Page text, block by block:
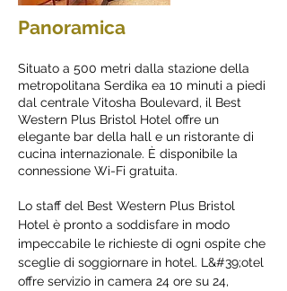
Panoramica
Situato a 500 metri dalla stazione della
metropolitana Serdika ea 10 minuti a piedi
dal centrale Vitosha Boulevard, il Best
Western Plus Bristol Hotel offre un
elegante bar della hall e un ristorante di
cucina internazionale. È disponibile la
connessione Wi-Fi gratuita.
Lo staff del Best Western Plus Bristol
Hotel è pronto a soddisfare in modo
impeccabile le richieste di ogni ospite che
sceglie di soggiornare in hotel. L&#39;otel
offre servizio in camera 24 ore su 24,